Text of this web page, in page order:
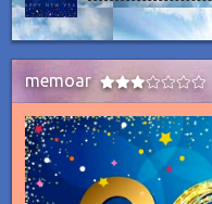
memoar